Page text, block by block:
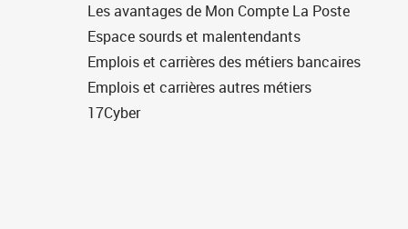
Les avantages de Mon Compte La Poste
Espace sourds et malentendants
Emplois et carrières des métiers bancaires
Emplois et carrières autres métiers
17Cyber